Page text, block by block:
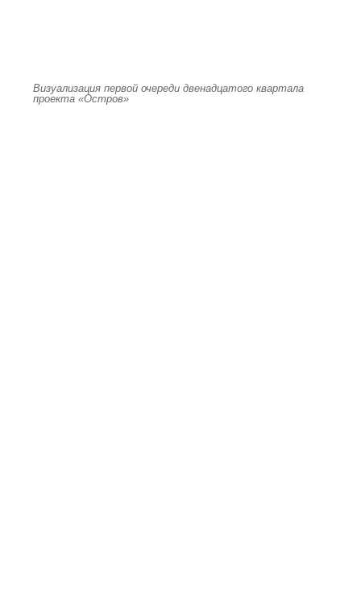
Визуализация первой очереди двенадцатого квартала
проекта «Остров»